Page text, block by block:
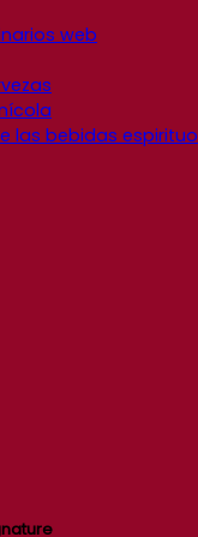
web
las bebidas